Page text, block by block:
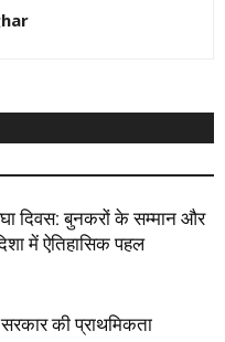
दिवस: बुनकरों के सम्मान और
में ऐतिहासिक पहल
की प्राथमिकता